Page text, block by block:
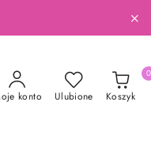
konto Ulubione Koszyk
0